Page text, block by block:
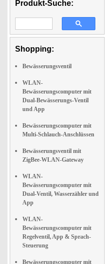
Produkt-Suche:
Shopping:
Bewässerungsventil
WLAN-
Bewässerungscomputer mit
Dual-Bewässerungs-Ventil
und App
Bewässerungscomputer mit
Multi-Schlauch-Anschlüssen
Bewässerungsventil mit
ZigBee-WLAN-Gateway
WLAN-
Bewässerungscomputer mit
Dual-Ventil, Wasserzähler und
App
WLAN-
Bewässerungscomputer mit
Regelventil, App & Sprach-
Steuerung
Bewässerungscomputer mit